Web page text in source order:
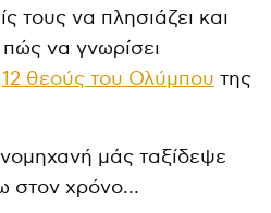
τους να πλησιάζει και
να γνωρίσει
12 θεούς του Ολύμπου της
μάς ταξίδεψε
στον χρόνο…